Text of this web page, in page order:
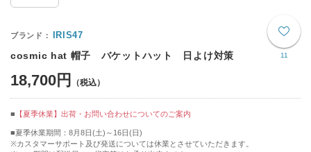
11
IRIS47
cosmic hat 帽子 バケットハット 日よけ対策
18,700円
【夏季休業】出荷・お問い合わせについてのご案内
■夏季休業期間：8月8日(土)～16日(日)
※カスタマーサポート及び発送については休業とさせていただきます。